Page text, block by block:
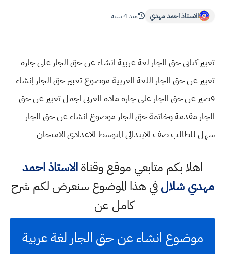
الاستاذ احمد مهدي منذ 4 سنة
تعبير كتابي حق الجار لغة عربية انشاء عن حق الجار على جارة
تعبير عن حق الجار اللغة العربية موضوع تعبير حق الجار إنشاء
قصير عن حق الجار على جاره مادة العربي اجمل تعبير عن حق
الجار مقدمة وخاتمة حق الجار موضوع انشاء عن حق الجار
سهل للطالب صف الابتدائي المتوسط الاعدادي الامتحان
اهلا بكم متابعي موقع وقناةالاستاذ احمد
مهدي شلالفي هذا الموضوع سنعرض لكم شرح
كامل عن
موضوع انشاء عن حق الجار لغة عربية